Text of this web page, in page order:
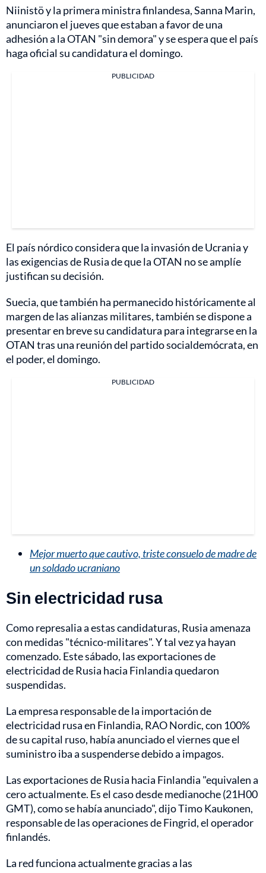
Niinistö y la primera ministra finlandesa, Sanna Marin,
anunciaron el jueves que estaban a favor de una
adhesión a la OTAN "sin demora" y se espera que el país
haga oficial su candidatura el domingo.
PUBLICIDAD
El país nórdico considera que la invasión de Ucrania y
las exigencias de Rusia de que la OTAN no se amplíe
justifican su decisión.
Suecia, que también ha permanecido históricamente al
margen de las alianzas militares, también se dispone a
presentar en breve su candidatura para integrarse en la
OTAN tras una reunión del partido socialdemócrata, en
el poder, el domingo.
PUBLICIDAD
Mejor muerto que cautivo, triste consuelo de madre de
un soldado ucraniano
Sin electricidad rusa
Como represalia a estas candidaturas, Rusia amenaza
con medidas "técnico-militares". Y tal vez ya hayan
comenzado. Este sábado, las exportaciones de
electricidad de Rusia hacia Finlandia quedaron
suspendidas.
La empresa responsable de la importación de
electricidad rusa en Finlandia, RAO Nordic, con 100%
de su capital ruso, había anunciado el viernes que el
suministro iba a suspenderse debido a impagos.
Las exportaciones de Rusia hacia Finlandia "equivalen a
cero actualmente. Es el caso desde medianoche (21H00
GMT), como se había anunciado", dijo Timo Kaukonen,
responsable de las operaciones de Fingrid, el operador
finlandés.
La red funciona actualmente gracias a las